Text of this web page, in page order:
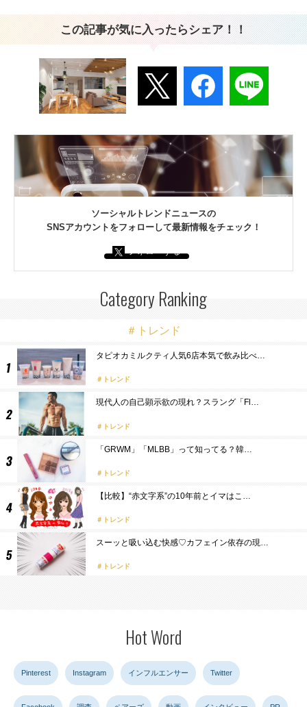
この記事が気に入ったらシェア！！
ソーシャルトレンドニュースの
SNSアカウントをフォローして最新情報をチェック！
フォローする
Category Ranking
＃トレンド
タピオカミルクティ人気6店本気で飲み比べ…
トレンド
現代人の自己顕示欲の現れ？スラング「Fl…
トレンド
「GRWM」「MLBB」って知ってる？韓…
トレンド
【比較】“赤文字系”の10年前とイマはこ…
トレンド
スーッと吸い込む快感♡カフェイン依存の現…
トレンド
Hot Word
Pinterest Instagram インフルエンサー Twitter